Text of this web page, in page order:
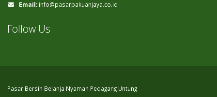
Email: info@pasarpakuanjaya.co.id
Follow Us
Pasar Bersih Belanja Nyaman Pedagang Untung